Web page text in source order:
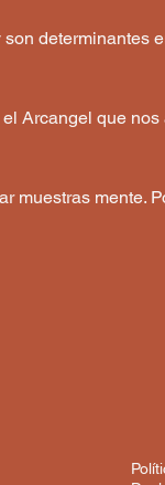
determinantes
Arcangel que
muestras mente.